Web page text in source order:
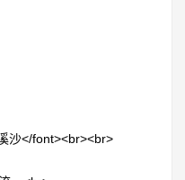
沙</font><br><br>